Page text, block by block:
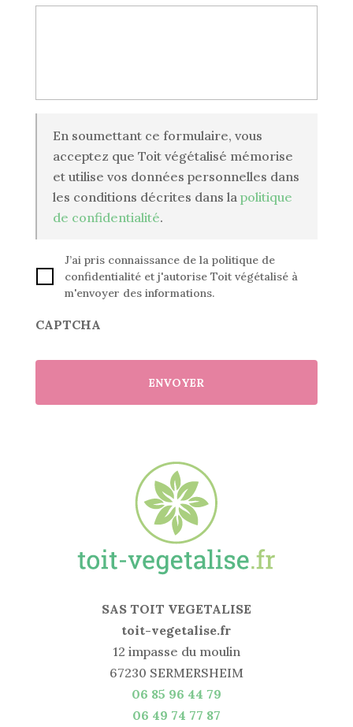
En soumettant ce formulaire, vous
acceptez que Toit végétalisé mémorise
et utilise vos données personnelles dans
les conditions décrites dans la politique
de confidentialité.
e
e
J’ai pris connaissance de la politique de
confidentialité et j'autorise Toit végétalisé à
m'envoyer des informations.
CAPTCHA
SAS TOIT VEGETALISE
toit-vegetalise.fr
12 impasse du moulin
67230 SERMERSHEIM
06 85 96 44 79
06 49 74 77 87